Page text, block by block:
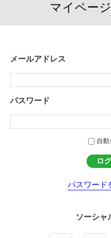
マイペー
メールアドレス
パスワード
自動
パスワード
ソーシャ